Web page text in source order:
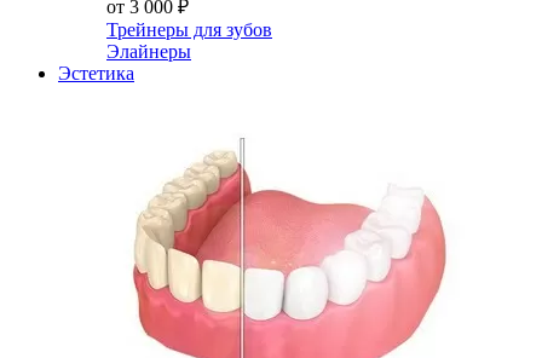
от 3 000 ₽
Трейнеры для зубов
Элайнеры
Эстетика